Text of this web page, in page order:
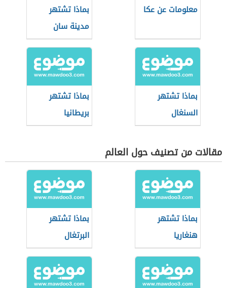
معلومات عن عكا
بماذا تشتهر
مدينة سان
فرانسيسكو
بماذا تشتهر
السنغال
بماذا تشتهر
بريطانيا
مقالات من تصنيف حول العالم
بماذا تشتهر
هنغاريا
بماذا تشتهر
البرتغال